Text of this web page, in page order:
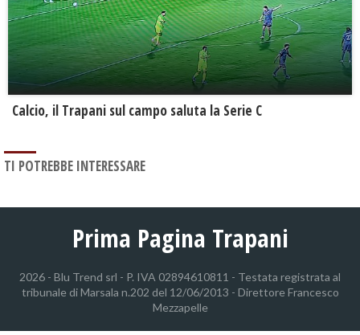
Calcio, il Trapani sul campo saluta la Serie C
TI POTREBBE INTERESSARE
Prima Pagina Trapani
2026 - Blu Trend srl - P. IVA 02894610811 - Testata registrata al
tribunale di Marsala n.202 del 12/06/2013 - Direttore Francesco
Mezzapelle